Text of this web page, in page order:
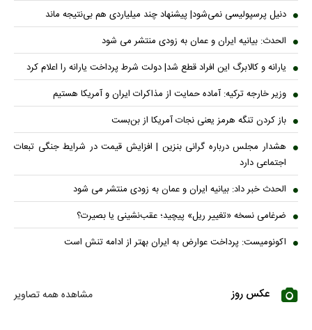
دنیل پرسپولیسی نمی‌شود| پیشنهاد چند میلیاردی هم بی‌نتیجه ماند
الحدث: بیانیه ایران و عمان به زودی منتشر می شود
یارانه و کالابرگ این افراد قطع شد| دولت شرط پرداخت یارانه را اعلام کرد
وزیر خارجه ترکیه: آماده حمایت از مذاکرات ایران و آمریکا هستیم
باز کردن تنگه هرمز یعنی نجات آمریکا از بن‌بست
هشدار مجلس درباره گرانی بنزین | افزایش قیمت در شرایط جنگی تبعات
اجتماعی دارد
الحدث خبر داد: بیانیه ایران و عمان به زودی منتشر می شود
ضرغامی نسخه «تغییر ریل» پیچید؛ عقب‌نشینی یا بصیرت؟
اکونومیست: پرداخت عوارض به ایران بهتر از ادامه تنش است
عکس روز مشاهده همه تصاویر